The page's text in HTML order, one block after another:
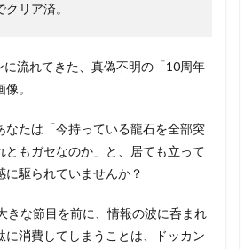
リア済。
に流れてきた、真偽不明の「10周年
。
なたは「今持っている龍石を全部突
ともガセなのか」と、居ても立って
に駆られていませんか？
きな節目を前に、情報の波に呑まれ
に消費してしまうことは、ドッカン